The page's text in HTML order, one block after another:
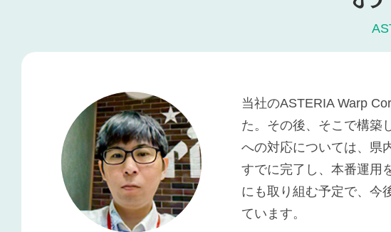
当社のASTERIA Warp
た。その後、そこで構築
への対応については、県
すでに完了し、本番運用
にも取り組む予定で、今
ています。